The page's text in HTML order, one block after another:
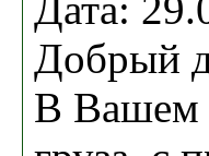
Добрый
В Вашем